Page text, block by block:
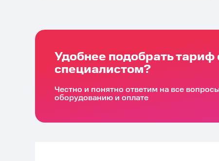
Удобнее подобрать тариф
специалистом?
Честно и понятно ответим на все
оборудованию и оплате